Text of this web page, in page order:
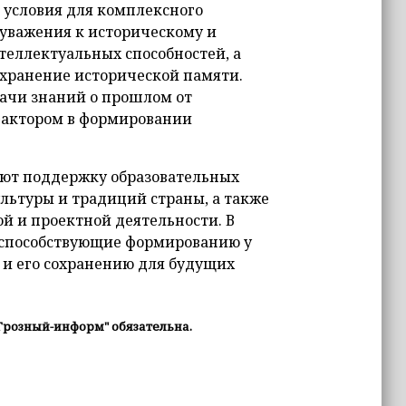
для комплексного
к историческому и
способностей, а
исторической памяти.
знаний о прошлом от
в формировании
поддержку образовательных
и традиций страны, а также
и проектной деятельности. В
формированию у
его сохранению для будущих
информ" обязательна.